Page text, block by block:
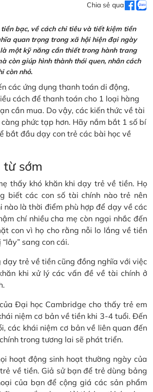
Chia sẻ qua
bạc, về cách chi tiêu và tiết kiệm tiền
quan trọng trong xã hội hiện đại ngày
một kỹ năng cần thiết trong hành trang
còn giúp hình thành thói quen, nhân cách
còn nhỏ.
các ứng dụng thanh toán di động,
cách để thanh toán cho 1 loại hàng
cần mua. Do vậy, các kiến thức về tài
phức tạp hơn. Hãy nắm bắt 1 số bí
bắt đầu dạy con trẻ các bài học về
từ sớm
thấy khó khăn khi dạy trẻ về tiền. Họ
biết các con số tài chính nào trẻ nên
nào là thời điểm phù hợp để dạy về các
chí nhiều cha mẹ còn ngại nhắc đến
con vì họ cho rằng nỗi lo lắng về tiền
sang con cái.
dạy trẻ về tiền cũng đồng nghĩa với việc
khi xử lý các vấn đề về tài chính ở
Đại học Cambridge cho thấy trẻ em
niệm cơ bản về tiền khi 3-4 tuổi. Đến
các khái niệm cơ bản về liên quan đến
trong tương lai sẽ phát triển.
hoạt động sinh hoạt thường ngày của
về tiền. Giả sử bạn để trẻ dùng bảng
của bạn để cộng giá các sản phẩm